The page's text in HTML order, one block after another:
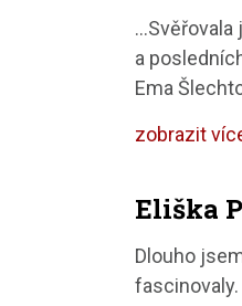
…Svěřovala
a
Ema
zobrazit
Eliška
Dlouho
fascinovaly.